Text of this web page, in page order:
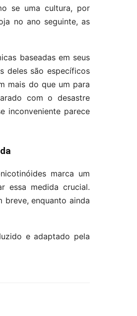
se uma cultura, por
no ano seguinte, as
baseadas em seus
deles são específicos
mais do que um para
com o desastre
inconveniente parece
marca um
essa medida crucial.
breve, enquanto ainda
e adaptado pela